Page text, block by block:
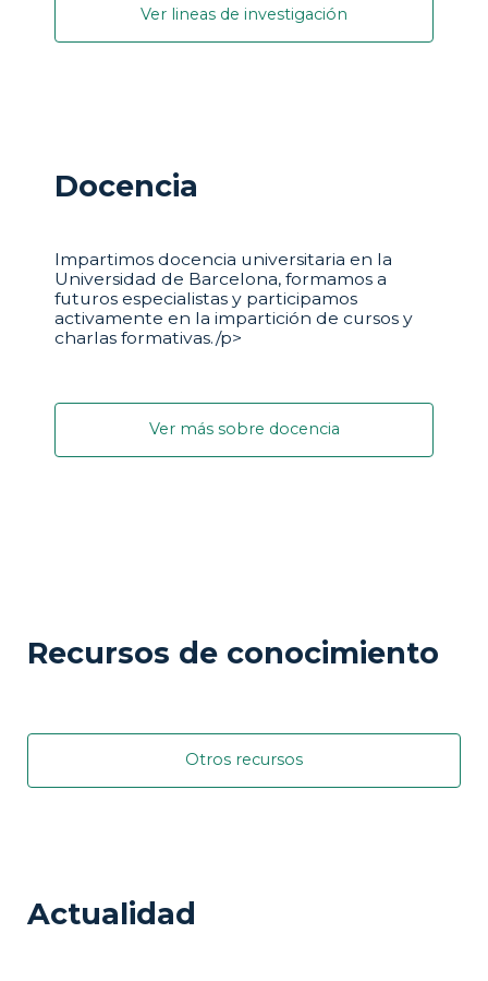
Ver lineas de investigación
Docencia
Impartimos docencia universitaria en la
Universidad de Barcelona, formamos a
futuros especialistas y participamos
activamente en la impartición de cursos y
charlas formativas./p>
Ver más sobre docencia
Recursos de conocimiento
Otros recursos
Actualidad